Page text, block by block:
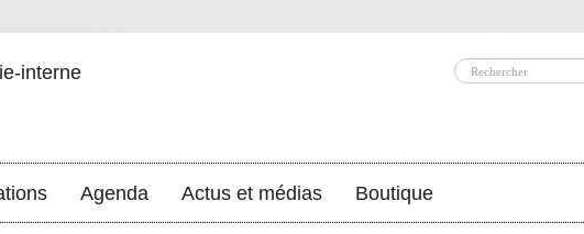
interne
Agenda Actus et médias Boutique